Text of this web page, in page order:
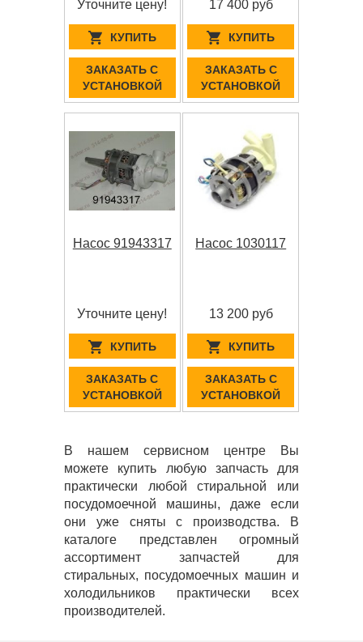
Уточните цену!
КУПИТЬ
ЗАКАЗАТЬ С
УСТАНОВКОЙ
17 400 руб
КУПИТЬ
ЗАКАЗАТЬ С
УСТАНОВКОЙ
Насос 91943317
Уточните цену!
КУПИТЬ
ЗАКАЗАТЬ С
УСТАНОВКОЙ
Насос 1030117
13 200 руб
КУПИТЬ
ЗАКАЗАТЬ С
УСТАНОВКОЙ
В нашем сервисном центре Вы
можете купить любую запчасть для
практически любой стиральной или
посудомоечной машины, даже если
они уже сняты с производства. В
каталоге представлен огромный
ассортимент запчастей для
стиральных, посудомоечных машин и
холодильников практически всех
производителей.